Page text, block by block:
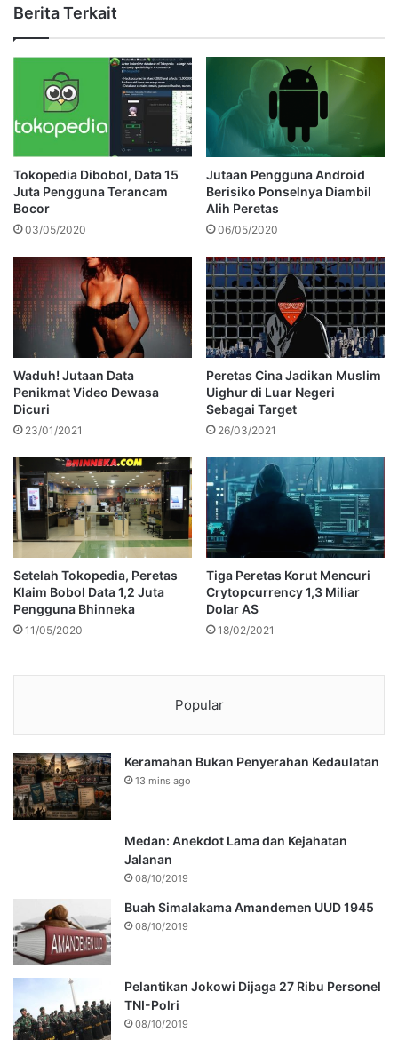
Berita Terkait
Tokopedia Dibobol, Data 15
Juta Pengguna Terancam
Bocor
03/05/2020
Jutaan Pengguna Android
Berisiko Ponselnya Diambil
Alih Peretas
06/05/2020
Waduh! Jutaan Data
Penikmat Video Dewasa
Dicuri
23/01/2021
Peretas Cina Jadikan Muslim
Uighur di Luar Negeri
Sebagai Target
26/03/2021
Setelah Tokopedia, Peretas
Klaim Bobol Data 1,2 Juta
Pengguna Bhinneka
11/05/2020
Tiga Peretas Korut Mencuri
Crytopcurrency 1,3 Miliar
Dolar AS
18/02/2021
Popular
Keramahan Bukan Penyerahan Kedaulatan
13 mins ago
Medan: Anekdot Lama dan Kejahatan
Jalanan
08/10/2019
Buah Simalakama Amandemen UUD 1945
08/10/2019
Pelantikan Jokowi Dijaga 27 Ribu Personel
TNI-Polri
08/10/2019